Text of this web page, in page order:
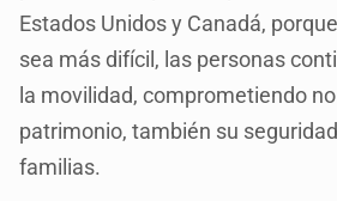
Estados Unidos y Canadá,
sea más difícil, las personas
la movilidad, comprometiendo
patrimonio, también su
familias.